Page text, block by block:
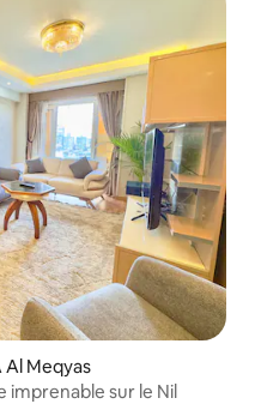
Al Meqyas
sur le Nil